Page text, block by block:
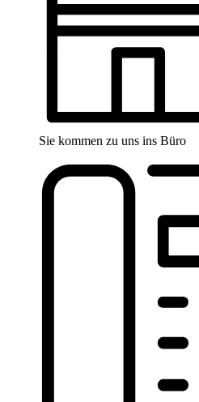
Sie kommen zu uns ins Büro